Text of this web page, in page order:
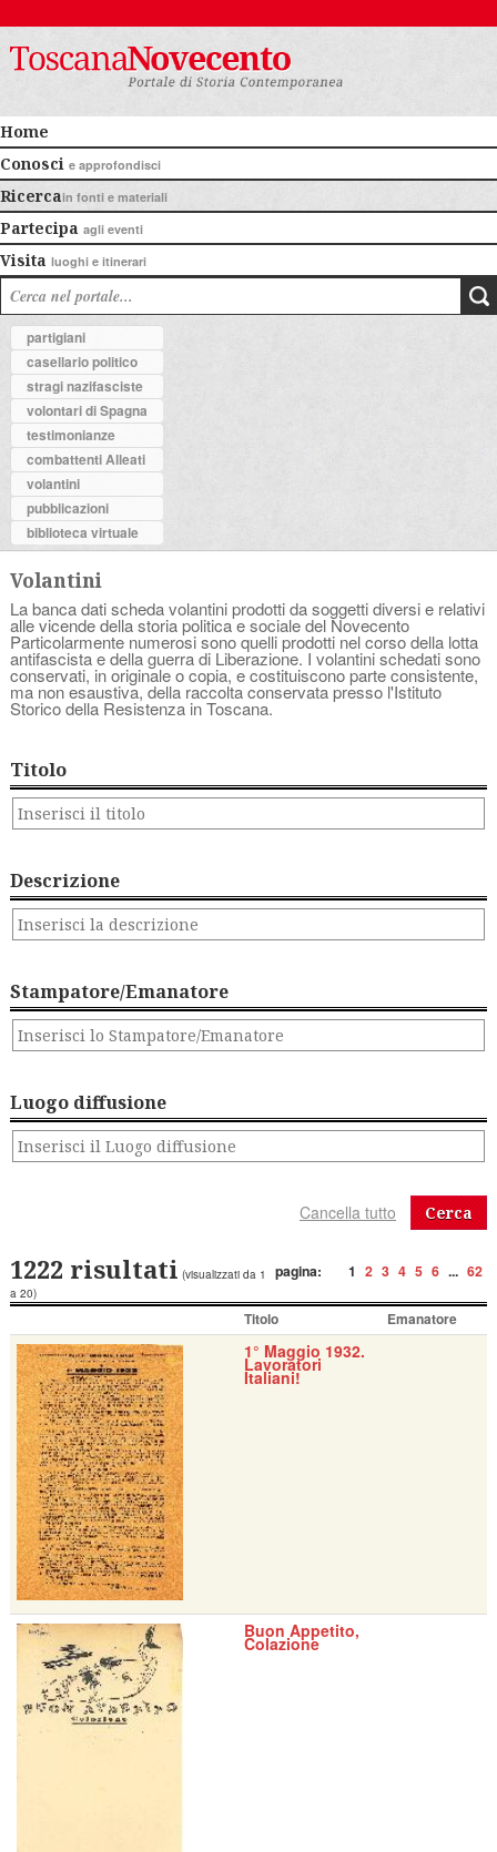
Home
Conosci e approfondisci
Ricercain fonti e materiali
Partecipa agli eventi
Visita luoghi e itinerari
partigiani
casellario politico
stragi nazifasciste
volontari di Spagna
testimonianze
combattenti Alleati
volantini
pubblicazioni
biblioteca virtuale
Volantini
La banca dati scheda volantini prodotti da soggetti diversi e relativi
alle vicende della storia politica e sociale del Novecento
Particolarmente numerosi sono quelli prodotti nel corso della lotta
antifascista e della guerra di Liberazione. I volantini schedati sono
conservati, in originale o copia, e costituiscono parte consistente,
ma non esaustiva, della raccolta conservata presso l'Istituto
Storico della Resistenza in Toscana.
Titolo
Descrizione
Stampatore/Emanatore
Luogo diffusione
Cerca
pagina: 1 2 3 4 5 6 ... 62
1222 risultati (visualizzati da 1
a 20)
Titolo Emanatore
1° Maggio 1932.
Lavoratori
Italiani!
Buon Appetito,
Colazione